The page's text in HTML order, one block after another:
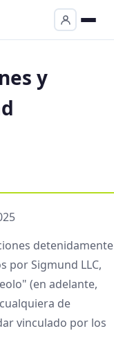
y
detenidamente
por Sigmund LLC,
(en adelante,
de
vinculado por los